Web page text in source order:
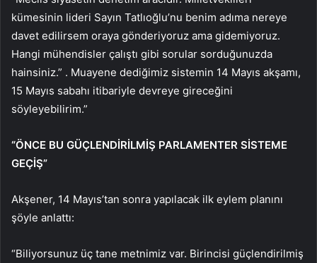
kümesinin lideri Sayın Tatlıoğlu’nu benim adıma nereye
davet edilirsem oraya gönderiyoruz ama gidemiyoruz.
Hangi mühendisler çalıştı gibi sorular sorduğunuzda
hainsiniz.” . Muayene dediğimiz sistemin 14 Mayıs akşamı,
15 Mayıs sabahı itibariyle devreye gireceğini
söyleyebilirim.”
“ÖNCE BU GÜÇLENDİRİLMİŞ PARLAMENTER SİSTEME
GEÇİŞ”
Akşener, 14 Mayıs’tan sonra yapılacak ilk eylem planını
şöyle anlattı:
“Biliyorsunuz üç tane metnimiz var. Birincisi güçlendirilmiş